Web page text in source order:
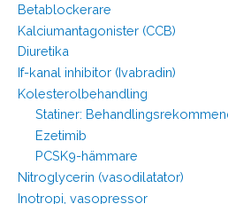
Betablockerare
Kalciumantagonister (CCB)
Diuretika
If-kanal inhibitor (Ivabradin)
Kolesterolbehandling
Statiner:
Ezetimib
PCSK9-hämmare
Nitroglycerin (vasodilatator)
Inotropi, vasopressor